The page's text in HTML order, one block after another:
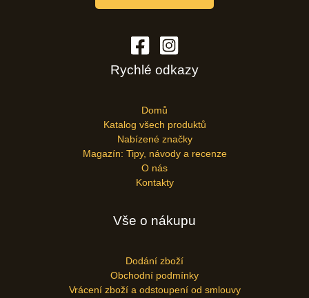
Rychlé odkazy
Domů
Katalog všech produktů
Nabízené značky
Magazín: Tipy, návody a recenze
O nás
Kontakty
Vše o nákupu
Dodání zboží
Obchodní podmínky
Vrácení zboží a odstoupení od smlouvy